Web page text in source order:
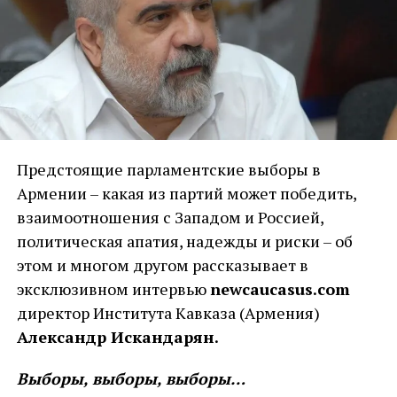
Предстоящие парламентские выборы в
Армении – какая из партий может победить,
взаимоотношения с Западом и Россией,
политическая апатия, надежды и риски – об
этом и многом другом рассказывает в
эксклюзивном интервьюnewcaucasus.com
директор Института Кавказа (Армения)
Александр Искандарян.
Выборы, выборы, выборы…